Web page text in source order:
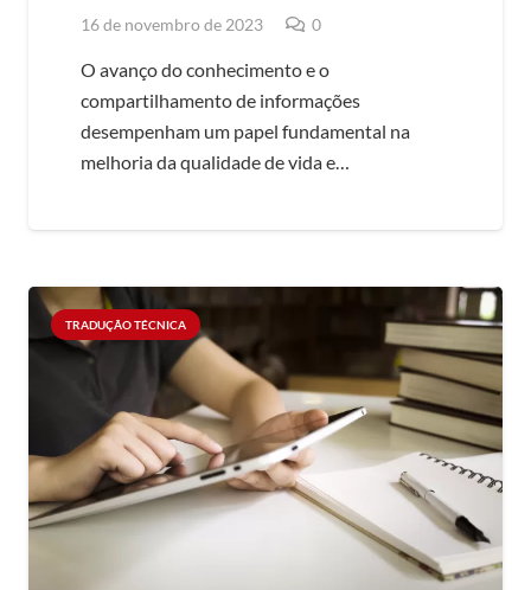
16 de novembro de 2023 0
O avanço do conhecimento e o
compartilhamento de informações
desempenham um papel fundamental na
melhoria da qualidade de vida e…
TRADUÇÃO TÉCNICA